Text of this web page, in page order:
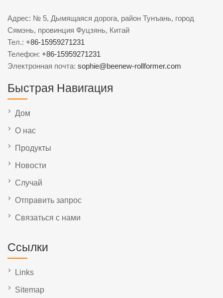
Адрес: № 5, Дымящаяся дорога, район Тунъань, город
Сямэнь, провинция Фуцзянь, Китай
Тел.: +86-15959271231
Телефон: +86-15959271231
Электронная почта: sophie@beenew-rollformer.com
Быстрая Навигация
Дом
О нас
Продукты
Новости
Случай
Отправить запрос
Связаться с нами
Ссылки
Links
Sitemap